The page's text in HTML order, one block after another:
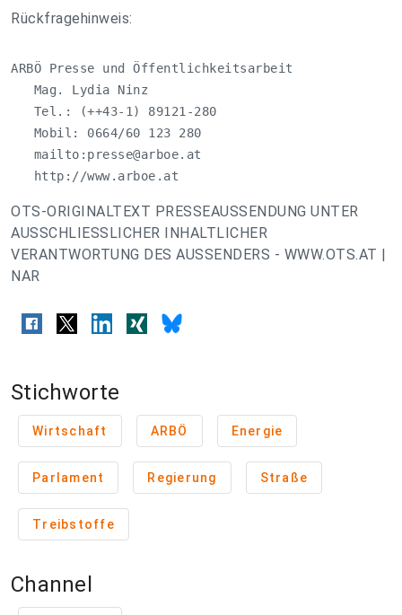
Rückfragehinweis:
ARBÖ Presse und Öffentlichkeitsarbeit
   Mag. Lydia Ninz
   Tel.: (++43-1) 89121-280
   Mobil: 0664/60 123 280
   mailto:
presse@arboe.at
   http://www.arboe.at
OTS-ORIGINALTEXT PRESSEAUSSENDUNG UNTER
AUSSCHLIESSLICHER INHALTLICHER
VERANTWORTUNG DES AUSSENDERS - WWW.OTS.AT |
NAR
Stichworte
Wirtschaft ARBÖ Energie
Parlament Regierung Straße
Treibstoffe
Channel